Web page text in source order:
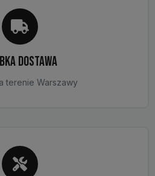
DOSTAWA
terenie Warszawy